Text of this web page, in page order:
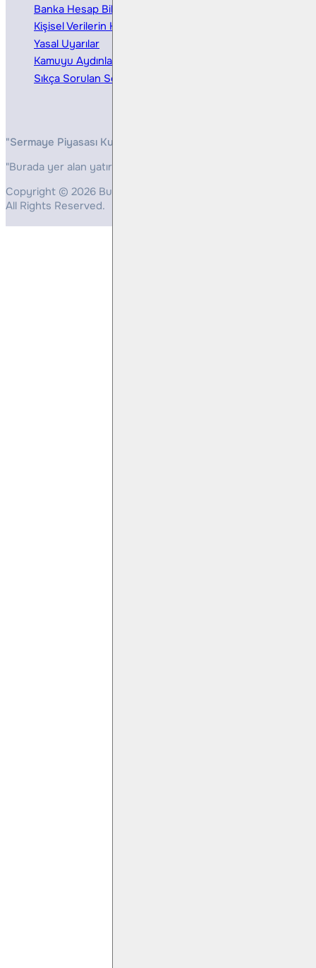
Banka Hesap Bilgileri
Kişisel Verilerin Korunması
Yasal Uyarılar
Kamuyu Aydınlatma
Sıkça Sorulan Sorular
"Sermaye Piyasası Kurulunun, Yatırım Hizmetleri ve
"Burada yer alan yatırım bilgi, yorum ve tavsiyeleri yatırım
Copyright © 2026 Bulls Yatırım Menkul Değerler
All Rights Reserved.